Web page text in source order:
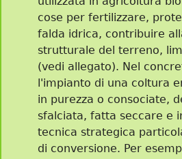
cose per fertilizzare,
falda idrica, contribuire
strutturale del terreno,
(vedi allegato). Nel
l'impianto di una coltura
in purezza o consociate,
sfalciata, fatta seccare e
tecnica strategica
di conversione. Per